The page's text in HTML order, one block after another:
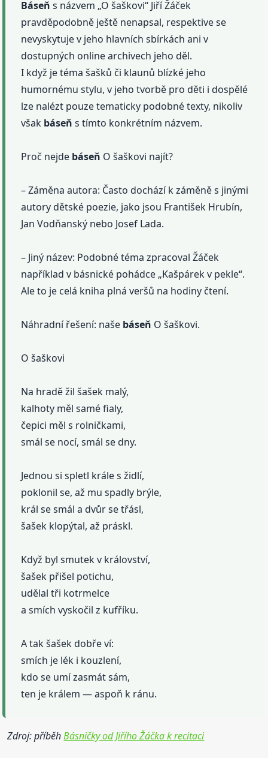
Báseň s názvem „O šaškovi“ Jiří Žáček
pravděpodobně ještě nenapsal, respektive se
nevyskytuje v jeho hlavních sbírkách ani v
dostupných online archivech jeho děl.
I když je téma šašků či klaunů blízké jeho
humornému stylu, v jeho tvorbě pro děti i dospělé
lze nalézt pouze tematicky podobné texty, nikoliv
však báseň s tímto konkrétním názvem.
Proč nejde báseň O šaškovi najít?
– Záměna autora: Často dochází k záměně s jinými
autory dětské poezie, jako jsou František Hrubín,
Jan Vodňanský nebo Josef Lada.
– Jiný název: Podobné téma zpracoval Žáček
například v básnické pohádce „Kašpárek v pekle“.
Ale to je celá kniha plná veršů na hodiny čtení.
Náhradní řešení: naše báseň O šaškovi.
O šaškovi
Na hradě žil šašek malý,
kalhoty měl samé fialy,
čepici měl s rolničkami,
smál se nocí, smál se dny.
Jednou si spletl krále s židlí,
poklonil se, až mu spadly brýle,
král se smál a dvůr se třásl,
šašek klopýtal, až práskl.
Když byl smutek v království,
šašek přišel potichu,
udělal tři kotrmelce
a smích vyskočil z kufříku.
A tak šašek dobře ví:
smích je lék i kouzlení,
kdo se umí zasmát sám,
ten je králem — aspoň k ránu.
Zdroj: příběhBásničky od Jiřího Žáčka k recitaci